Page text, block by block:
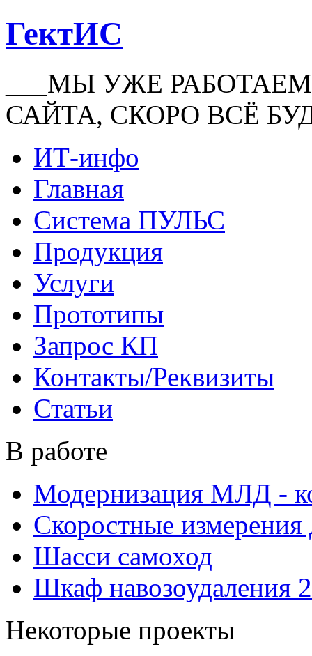
ГектИС
___МЫ УЖЕ
САЙТА, СКОРО ВСЁ
ИТ-инфо
Главная
Система ПУЛЬС
Продукция
Услуги
Прототипы
Запрос КП
Контакты/Реквизиты
Статьи
В работе
Модернизация МЛД -
Скоростные измерения
Шасси самоход
Шкаф навозоудаления
Некоторые проекты